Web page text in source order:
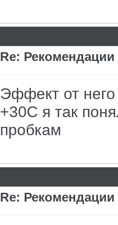
Re:
Эффект от него
+30С я так
пробкам
Re: